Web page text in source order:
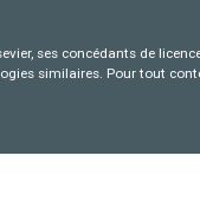
ses concédants de
similaires. Pour tout